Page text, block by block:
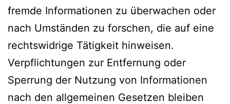
fremde Informationen zu überwachen oder
nach Umständen zu forschen, die auf eine
rechtswidrige Tätigkeit hinweisen.
Verpflichtungen zur Entfernung oder
Sperrung der Nutzung von Informationen
nach den allgemeinen Gesetzen bleiben